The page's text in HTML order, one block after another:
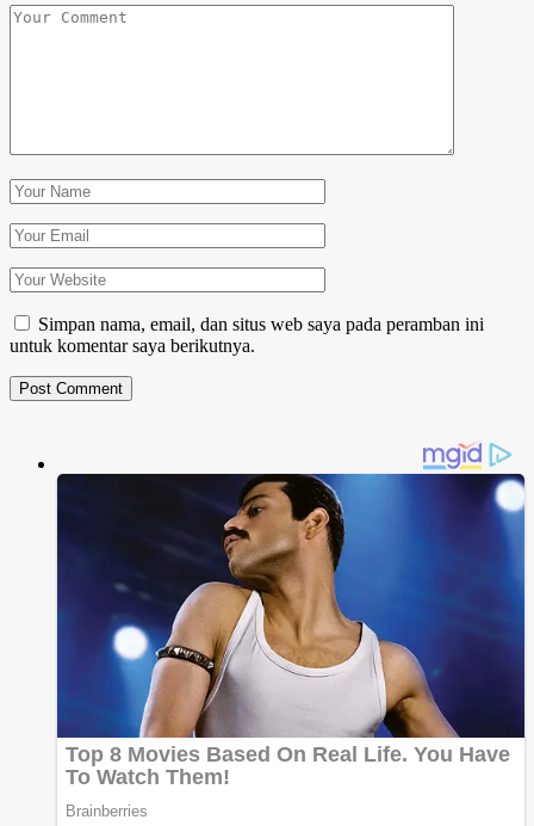
Simpan nama, email, dan situs web saya pada peramban ini
untuk komentar saya berikutnya.